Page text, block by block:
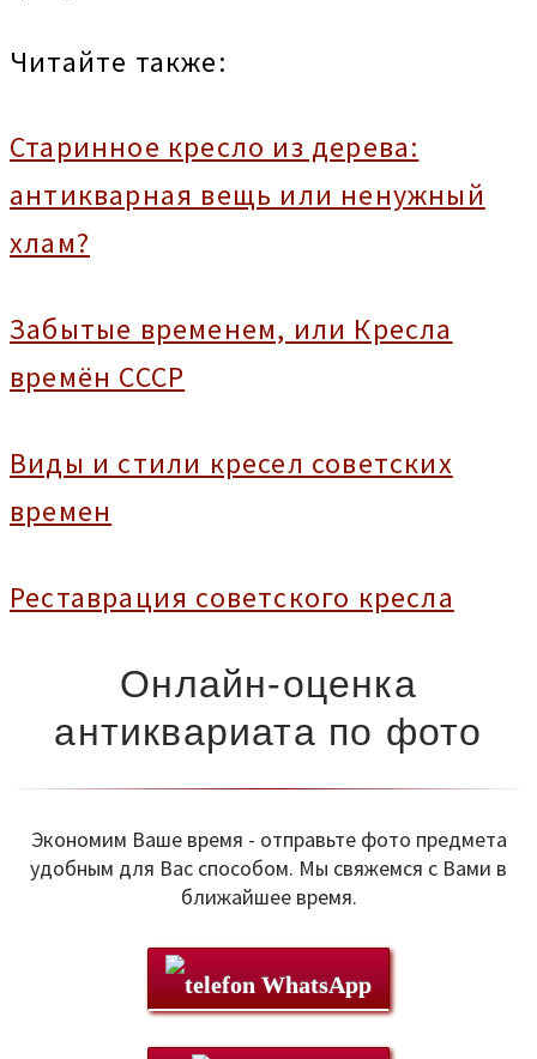
Читайте также:
Старинное кресло из дерева:
антикварная вещь или ненужный
хлам?
Забытые временем, или Кресла
времён СССР
Виды и стили кресел советских
времен
Реставрация советского кресла
Онлайн-оценка
антиквариата по фото
Экономим Ваше время - отправьте фото предмета
удобным для Вас способом. Мы свяжемся с Вами в
ближайшее время.
WhatsApp